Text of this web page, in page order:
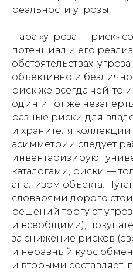
реальности угрозы.
Пара «угроза — риск»
потенциал и его
обстоятельствах:
объективно и
риск же всегда чей-то
один и тот же
разные риски для
и хранителя
асимметрии следует
инвентаризируют
каталогами, риски —
анализом объекта.
словарями дорого
решений торгуют
и всеобщими),
за снижение рисков
и неравный курс
и вторыми составляет,